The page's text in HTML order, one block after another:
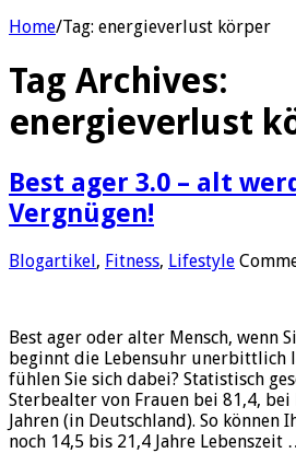
Home/Tag: energieverlust körper
Tag Archives:
energieverlust
Best ager 3.0 – alt
Vergnügen!
Blogartikel, Fitness, Lifestyle
Best ager oder alter Mensch, wenn
beginnt die Lebensuhr unerbittlich
fühlen Sie sich dabei? Statistisch
Sterbealter von Frauen bei 81,4,
Jahren (in Deutschland). So können
noch 14,5 bis 21,4 Jahre Lebenszeit